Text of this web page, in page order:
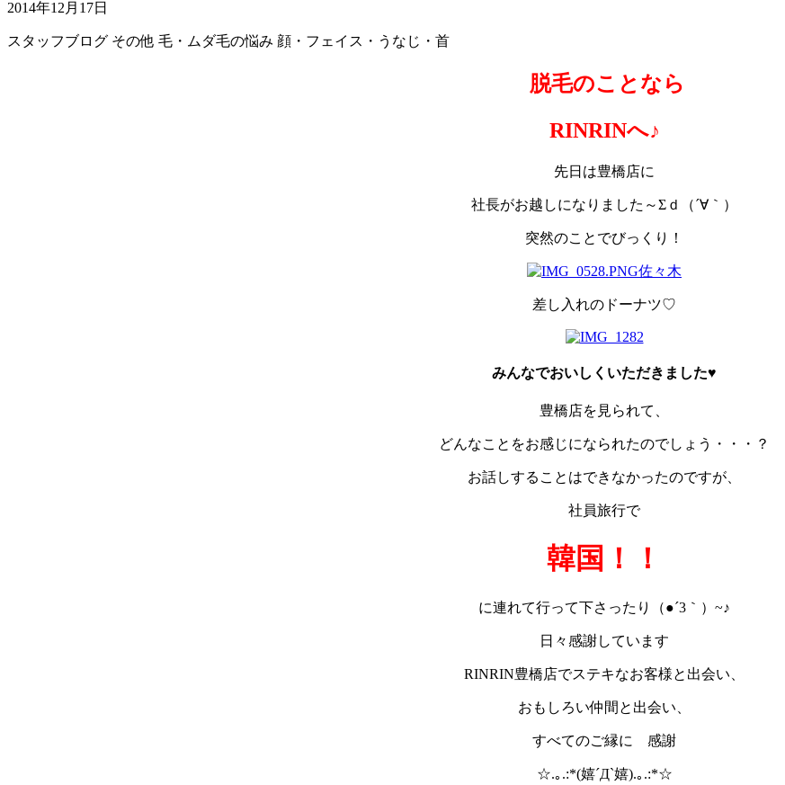
2014年12月17日
スタッフブログ その他 毛・ムダ毛の悩み 顔・フェイス・うなじ・首
脱毛のことなら
RINRINへ♪
先日は豊橋店に
社長がお越しになりました～Σｄ（´∀｀）
突然のことでびっくり！
差し入れのドーナツ♡
みんなでおいしくいただきました♥
豊橋店を見られて、
どんなことをお感じになられたのでしょう・・・？
お話しすることはできなかったのですが、
社員旅行で
韓国！！
に連れて行って下さったり（●´3｀）~♪
日々感謝しています
RINRIN豊橋店でステキなお客様と出会い、
おもしろい仲間と出会い、
すべてのご縁に 感謝
☆.｡.:*(嬉´Д`嬉).｡.:*☆